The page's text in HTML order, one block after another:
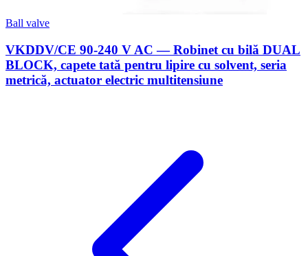
Ball valve
VKDDV/CE 90-240 V AC — Robinet cu bilă DUAL
BLOCK, capete tată pentru lipire cu solvent, seria
metrică, actuator electric multitensiune